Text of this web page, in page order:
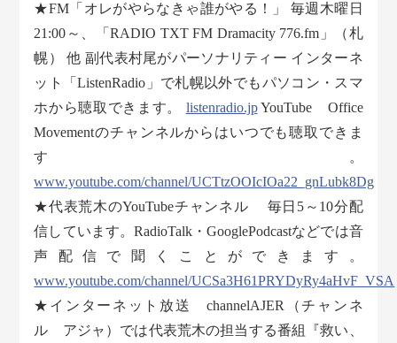
★FM「オレがやらなきゃ誰がやる！」 毎週木曜日
21:00～、「RADIO TXT FM Dramacity 776.fm」（札
幌） 他 副代表村尾がパーソナリティー インターネ
ット「ListenRadio」で札幌以外でもパソコン・スマ
ホから聴取できます。 listenradio.jpYouTube Office
Movementのチャンネルからはいつでも聴取できま
す。
www.youtube.com/channel/UCTtzOOIcIOa22_gnLubk8Dg
★代表荒木のYouTubeチャンネル 毎日5～10分配
信しています。RadioTalk・GooglePodcastなどでは音
声配信で聞くことができます。
www.youtube.com/channel/UCSa3H61PRYDyRy4aHvF_VSA
★インターネット放送 channelAJER（チャンネ
ル アジャ）では代表荒木の担当する番組『救い、